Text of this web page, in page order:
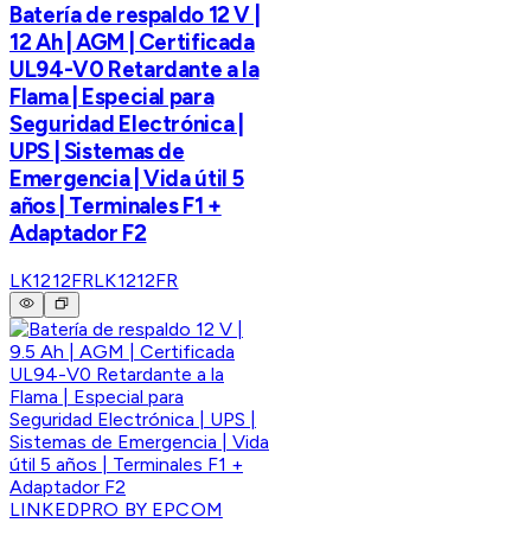
Batería de respaldo 12 V |
12 Ah | AGM | Certificada
UL94-V0 Retardante a la
Flama | Especial para
Seguridad Electrónica |
UPS | Sistemas de
Emergencia | Vida útil 5
años | Terminales F1 +
Adaptador F2
LK1212FRLK1212FR
LINKEDPRO BY EPCOM